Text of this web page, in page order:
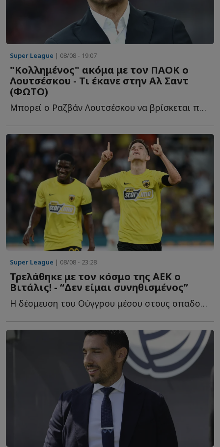
Super League | 08/08 - 19:07
"Κολλημένος" ακόμα με τον ΠΑΟΚ ο
Λουτσέσκου - Τι έκανε στην Αλ Σαντ
(ΦΩΤΟ)
Μπορεί ο Ραζβάν Λουτσέσκου να βρίσκεται πλέον στην Α...
Super League | 08/08 - 23:28
Τρελάθηκε με τον κόσμο της ΑΕΚ ο
Βιτάλις! - “Δεν είμαι συνηθισμένος”
Η δέσμευση του Ούγγρου μέσου στους οπαδούς τ...